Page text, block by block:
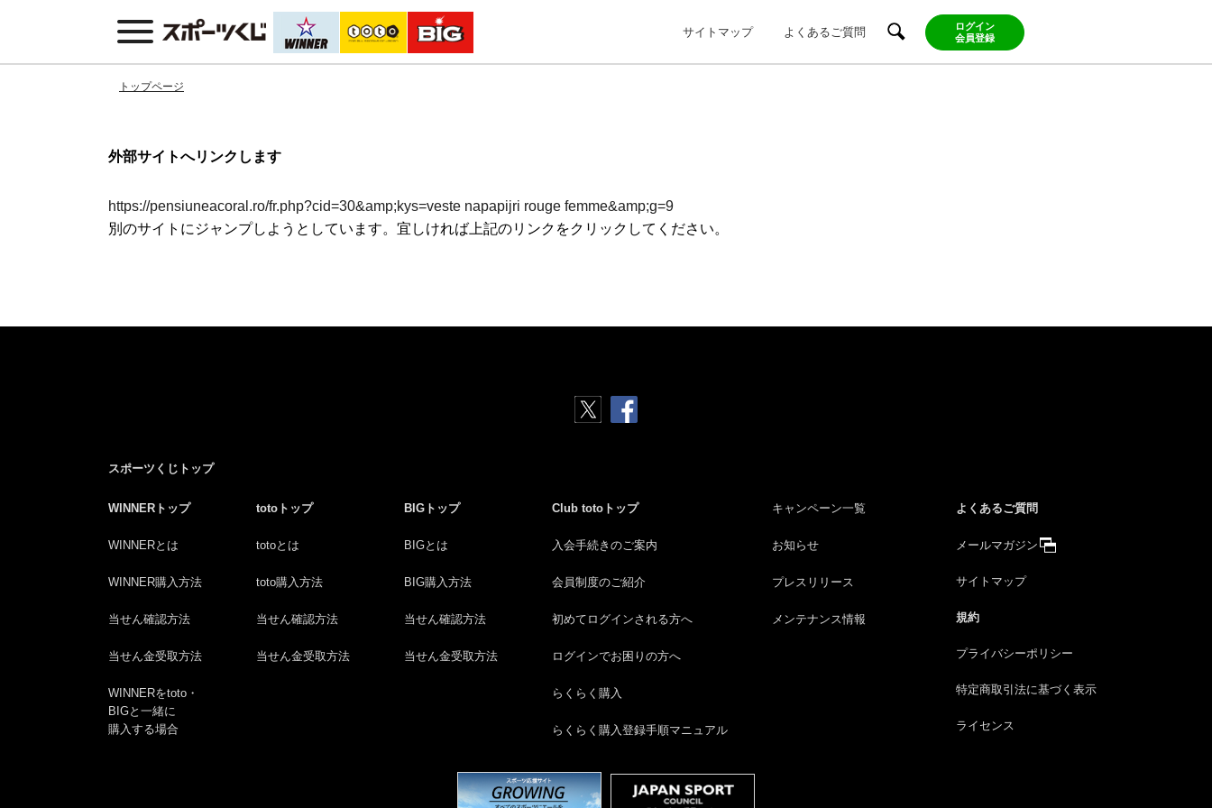
サイトマップ よくあるご質問
ログイン
会員登録
トップページ
外部サイトへリンクします
https://pensiuneacoral.ro/fr.php?cid=30&amp;kys=veste napapijri rouge femme&amp;g=9
別のサイトにジャンプしようとしています。宜しければ上記のリンクをクリックしてください。
スポーツくじトップ
WINNERトップ
WINNERとは
WINNER購入方法
当せん確認方法
当せん金受取方法
WINNERをtoto・
BIGと一緒に
購入する場合
totoトップ
totoとは
toto購入方法
当せん確認方法
当せん金受取方法
BIGトップ
BIGとは
BIG購入方法
当せん確認方法
当せん金受取方法
Club totoトップ
入会手続きのご案内
会員制度のご紹介
初めてログインされる方へ
ログインでお困りの方へ
らくらく購入
らくらく購入登録手順マニュアル
キャンペーン一覧
お知らせ
プレスリリース
メンテナンス情報
よくあるご質問
メールマガジン
サイトマップ
規約
プライバシーポリシー
特定商取引法に基づく表示
ライセンス